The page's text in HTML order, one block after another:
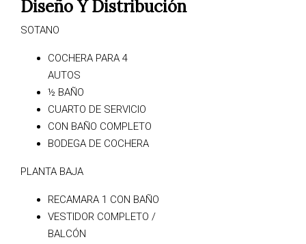
Diseño Y Distribución
SOTANO
COCHERA PARA 4
AUTOS
½ BAÑO
CUARTO DE SERVICIO
CON BAÑO COMPLETO
BODEGA DE COCHERA
PLANTA BAJA
RECAMARA 1 CON BAÑO
VESTIDOR COMPLETO /
BALCÓN